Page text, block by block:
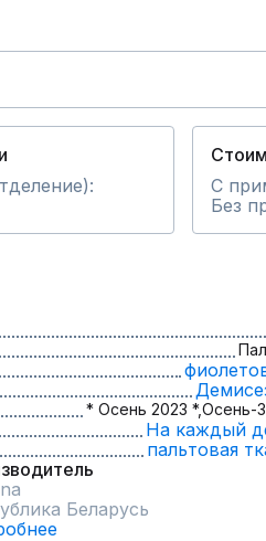
С
Без
* Осень 2023 *,Осень-
На каждый
пальтовая
Беларусь